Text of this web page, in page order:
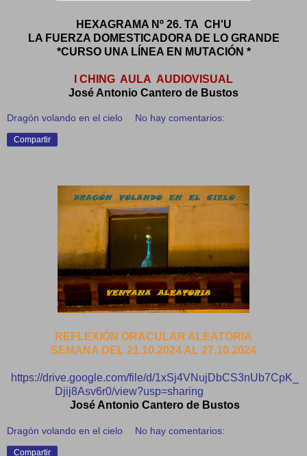
HEXAGRAMA Nº 26. TA CH'U
LA FUERZA DOMESTICADORA DE LO GRANDE
*CURSO UNA LÍNEA EN MUTACIÓN *
I CHING AULA AUDIOVISUAL
José Antonio Cantero de Bustos
Dragón volando en el cielo No hay comentarios:
Compartir
REFLEXIÓN ORACULAR ALEATORIA
SEMANA DEL 21.10.2024 AL 27.10.2024
https://drive.google.com/file/d/1xSj4VNujDbCS3nUb7CpK_
Djij8Asv6r0/view?usp=sharing
José Antonio Cantero de Bustos
Dragón volando en el cielo No hay comentarios:
Compartir